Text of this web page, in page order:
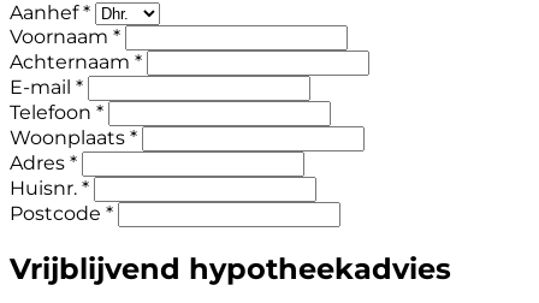
Aanhef *
Voornaam *
Achternaam *
E-mail *
Telefoon *
Woonplaats *
Adres *
Huisnr. *
Postcode *
Vrijblijvend hypotheekadvies